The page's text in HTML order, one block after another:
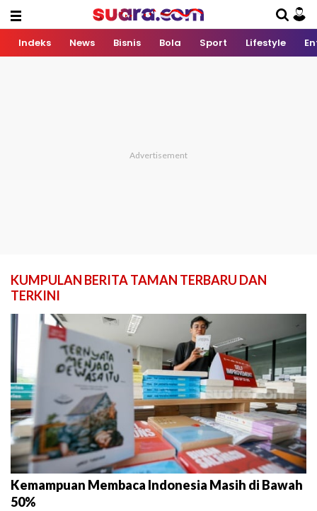
Indeks News Bisnis Bola Sport Lifestyle
KUMPULAN BERITA TAMAN TERBARU DAN
TERKINI
Kemampuan Membaca Indonesia Masih di Bawah
50%